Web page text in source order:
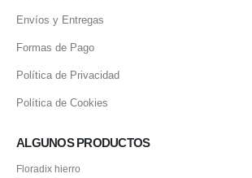
Envíos y Entregas
Formas de Pago
Política de Privacidad
Política de Cookies
ALGUNOS PRODUCTOS
Floradix hierro